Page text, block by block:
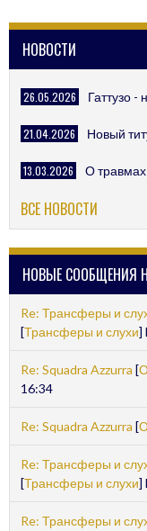
НОВОСТИ
26.05.2026 Гаттузо -
21.04.2026 Новый
13.03.2026 О
ВСЕ НОВОСТИ
НОВЫЕ СООБЩЕНИЯ
Re: Трансферы и
[Трансферы и слухи]
Re: Squadra Azzurra [
16:34
Re: Squadra Azzurra [
Re: Трансферы и
[Трансферы и слухи]
Re: Трансферы и